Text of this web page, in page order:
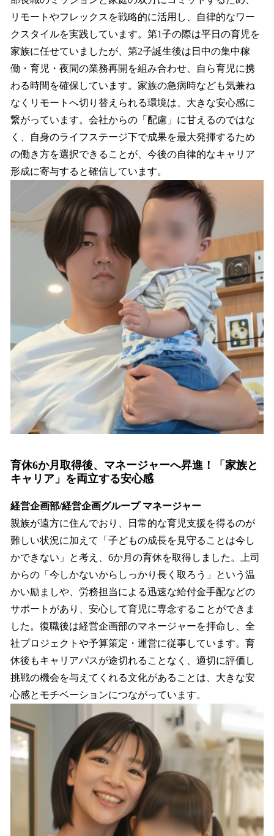
リモートやフレックスを戦略的に活用し、自律的なワー
クスタイルを実践しています。第1子の際は平日の育児を
家族に任せていましたが、第2子誕生後は日中の集中稼
働・育児・夜間の業務再開を組み合わせ、自ら育児に携
わる時間を確保しています。家族の急病時なども気兼ね
なくリモートへ切り替えられる環境は、大きな安心感に
繋がっています。会社からの「配慮」に甘えるのではな
く、自身のライフステージ下で成果を最大発揮するため
の働き方を選択できることが、今後の自律的なキャリア
形成に寄与すると確信しています。
育休6か月取得後、マネージャーへ昇進！「家族と
キャリア」を両立する安心感
経営企画部/経営企画グループ マネージャー
親族が遠方に住んでおり、日常的な育児支援を得るのが
難しい状況に加えて「子どもの成長を見守ることは今し
かできない」と考え、6か月の育休を取得しました。上司
からの「今しかないからしっかり長く取ろう」という温
かい励ましや、労務担当による迅速な給付金手配などの
サポートがあり、安心して育児に専念することができま
した。復職後は経営企画部のマネージャーを拝命し、全
社プロジェクトや予算策定・運営に従事しています。育
休後もキャリアパスが途切れることなく、適切に評価し
挑戦の機会を与えてくれる文化があることは、大きな安
心感とモチベーションにつながっています。